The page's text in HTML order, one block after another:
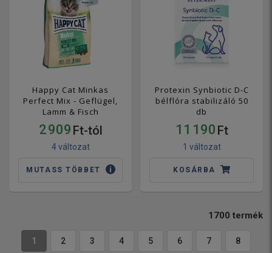
Happy Cat Minkas
Perfect Mix - Geflügel,
Lamm & Fisch
2 909 Ft-tól
4 változat
MUTASS TÖBBET
Protexin Synbiotic D-C
bélflóra stabilizáló 50
db
11 190 Ft
1 változat
KOSÁRBA
1700 termék
1 2 3 4 5 6 7 8